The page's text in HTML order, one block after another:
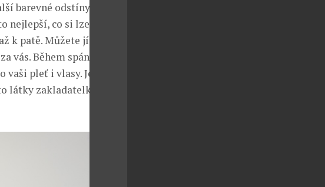
barevné odstíny, ke
nejlepší, co si lze pořídit.
k patě. Můžete jít klidně
vás. Během spánku vás
pleť i vlasy. Jen tak,
látky zakladatelka